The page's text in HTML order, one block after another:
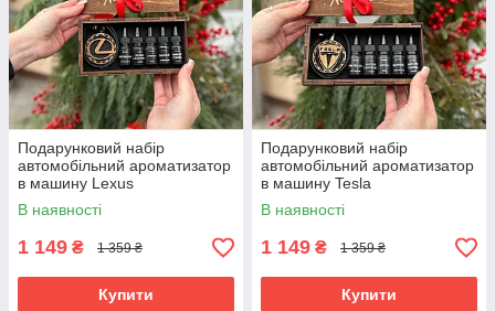
Подарунковий набір
автомобільний ароматизатор
в машину Lexus
В наявності
1 149 ₴ 1 359 ₴
Купити
Подарунковий набір
автомобільний ароматизатор
в машину Tesla
В наявності
1 149 ₴ 1 359 ₴
Купити